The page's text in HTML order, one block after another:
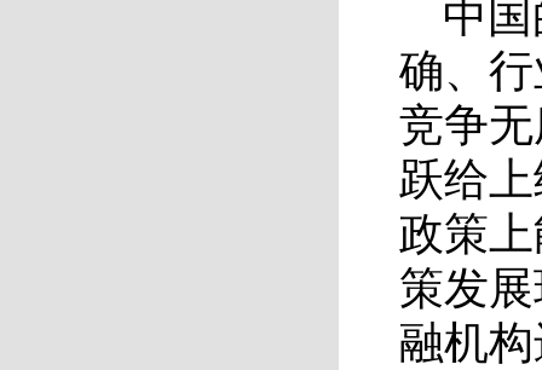
中
确、
竞争
跃给
政策
策发
融机